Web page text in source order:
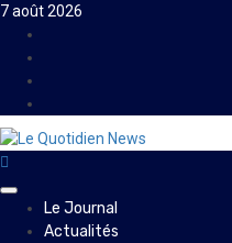
Skip
content
7 août 2026
PrimaryLe Journal
Actualités